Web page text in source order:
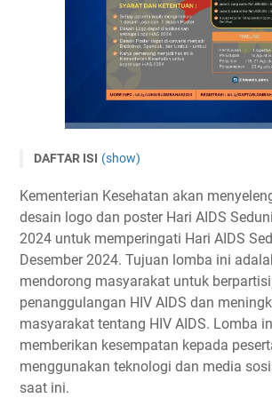
DAFTAR ISI (show)
Timeline
Ketentuan Lomba
Biaya Pendaftaran
Hadiah
Link Penting
Kementerian Kesehatan akan
desain logo dan poster Hari AIDS
2024 untuk memperingati Hari AIDS
Desember 2024. Tujuan lomba ini
mendorong masyarakat untuk
penanggulangan HIV AIDS dan
masyarakat tentang HIV AIDS. Lomba
memberikan kesempatan kepada
menggunakan teknologi dan media
saat ini.